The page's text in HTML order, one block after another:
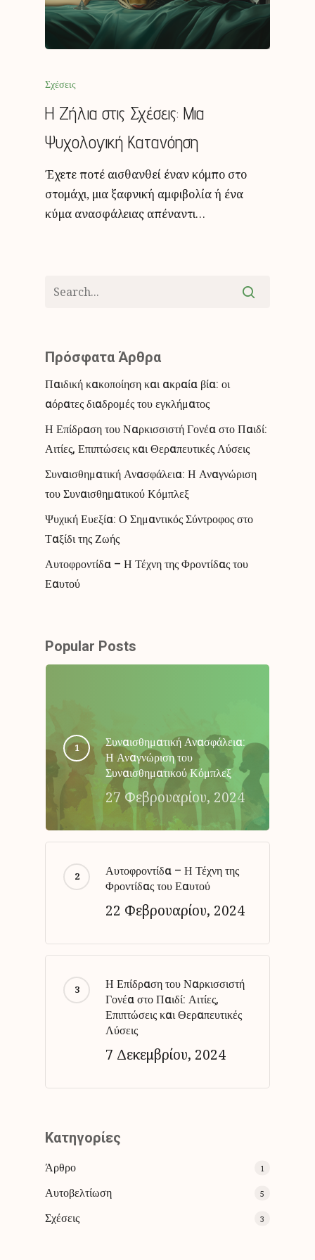
Σχέσεις
Η Ζήλια στις Σχέσεις: Μια
Ψυχολογική Κατανόηση
Έχετε ποτέ αισθανθεί έναν κόμπο στο
στομάχι, μια ξαφνική αμφιβολία ή ένα
κύμα ανασφάλειας απέναντι…
Πρόσφατα Άρθρα
Παιδική κακοποίηση και ακραία βία: οι
αόρατες διαδρομές του εγκλήματος
Η Επίδραση του Ναρκισσιστή Γονέα στο Παιδί:
Αιτίες, Επιπτώσεις και Θεραπευτικές Λύσεις
Συναισθηματική Ανασφάλεια: Η Αναγνώριση
του Συναισθηματικού Κόμπλεξ
Ψυχική Ευεξία: Ο Σημαντικός Σύντροφος στο
Ταξίδι της Ζωής
Αυτοφροντίδα – Η Τέχνη της Φροντίδας του
Εαυτού
Popular Posts
Συναισθηματική Ανασφάλεια:
Η Αναγνώριση του
Συναισθηματικού Κόμπλεξ
27 Φεβρουαρίου, 2024
Αυτοφροντίδα – Η Τέχνη της
Φροντίδας του Εαυτού
22 Φεβρουαρίου, 2024
Η Επίδραση του Ναρκισσιστή
Γονέα στο Παιδί: Αιτίες,
Επιπτώσεις και Θεραπευτικές
Λύσεις
7 Δεκεμβρίου, 2024
Kατηγορίες
Άρθρο
1
Αυτοβελτίωση 5
Σχέσεις 3